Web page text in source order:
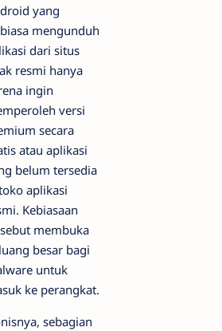
yang
mengunduh
dari situs
resmi hanya
ingin
versi
secara
atau aplikasi
belum tersedia
aplikasi
Kebiasaan
membuka
besar bagi
untuk
ke perangkat.
sebagian